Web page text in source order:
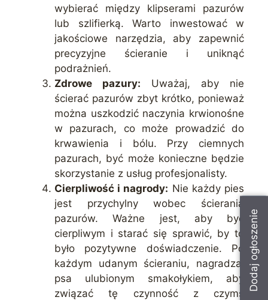
Dodaj ogłoszenie
wybierać między klipserami pazurów
lub szlifierką. Warto inwestować w
jakościowe narzędzia, aby zapewnić
precyzyjne ścieranie i uniknąć
podrażnień.
Zdrowe pazury: Uważaj, aby nie
ścierać pazurów zbyt krótko, ponieważ
można uszkodzić naczynia krwionośne
w pazurach, co może prowadzić do
krwawienia i bólu. Przy ciemnych
pazurach, być może konieczne będzie
skorzystanie z usług profesjonalisty.
Cierpliwość i nagrody: Nie każdy pies
jest przychylny wobec ścierania
pazurów. Ważne jest, aby być
cierpliwym i starać się sprawić, by to
było pozytywne doświadczenie. Po
każdym udanym ścieraniu, nagradzaj
psa ulubionym smakołykiem, aby
związać tę czynność z czymś